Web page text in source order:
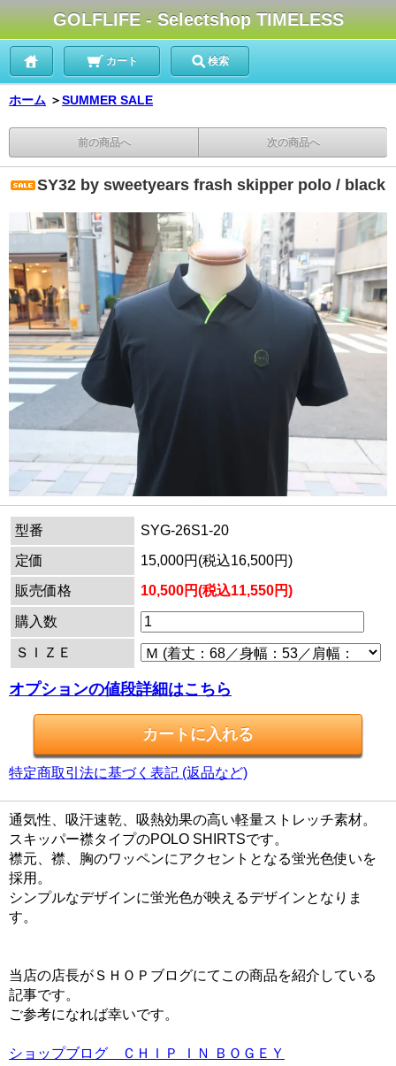
GOLFLIFE - Selectshop TIMELESS
カート 検索
ホーム ＞SUMMER SALE
前の商品へ 次の商品へ
SY32 by sweetyears frash skipper polo / black
型番
SYG-26S1-20
定価
15,000円(税込16,500円)
販売価格
10,500円(税込11,550円)
購入数
ＳＩＺＥ
オプションの値段詳細はこちら
特定商取引法に基づく表記 (返品など)
通気性、吸汗速乾、吸熱効果の高い軽量ストレッチ素材。
スキッパー襟タイプのPOLO SHIRTSです。
襟元、襟、胸のワッペンにアクセントとなる蛍光色使いを
採用。
シンプルなデザインに蛍光色が映えるデザインとなりま
す。
当店の店長がＳＨＯＰブログにてこの商品を紹介している
記事です。
ご参考になれば幸いです。
ショップブログ ＣＨＩＰ ＩＮ ＢＯＧＥＹ